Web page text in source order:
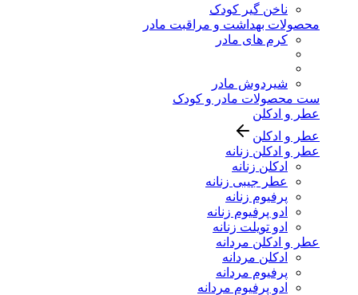
ناخن گیر کودک
محصولات بهداشت و مراقبت مادر
کرم های مادر
شیردوش مادر
ست محصولات مادر و کودک
عطر و ادکلن
عطر و ادکلن
عطر و ادکلن زنانه
ادکلن زنانه
عطر جیبی زنانه
پرفیوم زنانه
ادو پرفیوم زنانه
ادو تویلت زنانه
عطر و ادکلن مردانه
ادکلن مردانه
پرفیوم مردانه
ادو پرفیوم مردانه